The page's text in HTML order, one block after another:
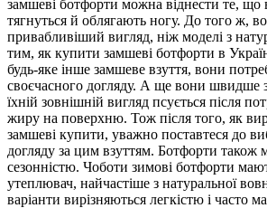
замшеві ботфорти можна віднести те, що
тягнуться й облягають ногу. До того ж,
привабливіший вигляд, ніж моделі з
тим, як купити замшеві ботфорти в
будь-яке інше замшеве взуття, вони
своєчасного догляду. А ще вони швидше
їхній зовнішній вигляд псується після
жиру на поверхню. Тож після того, як
замшеві купити, уважно поставтеся до
догляду за цим взуттям. Ботфорти також
сезонністю. Чоботи зимові ботфорти
утеплювач, найчастіше з натуральної
варіанти вирізняються легкістю і часто